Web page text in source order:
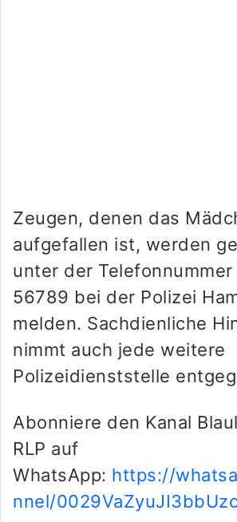
Zeugen, denen das
aufgefallen ist, werden
unter der
56789 bei der Polizei
melden. Sachdienliche
nimmt auch jede weitere
Polizeidienststelle
Abonniere den Kanal
RLP auf
WhatsApp: https://
nnel/